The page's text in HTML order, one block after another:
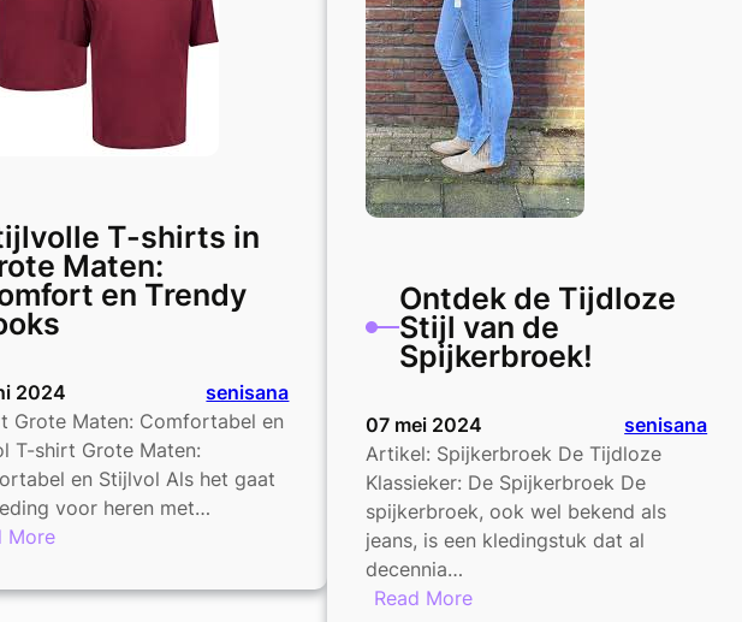
T-shirts in
Maten:
en Trendy
2024
senisana
Grote Maten: Comfortabel en
T-shirt Grote Maten:
en Stijlvol Als het gaat
voor heren met…
More:
T-
Ontdek de Tijdloze
Stijl van de
Spijkerbroek!
07 mei 2024
senisana
Artikel: Spijkerbroek De Tijdloze
Klassieker: De Spijkerbroek De
spijkerbroek, ook wel bekend als
jeans, is een kledingstuk dat al
decennia…
Read More: